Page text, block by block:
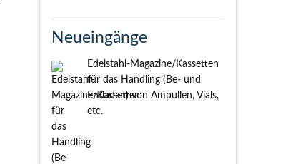
Neueingänge
Edelstahl-Magazine/Kassetten
für das Handling (Be- und
Entladen) von Ampullen, Vials,
etc.